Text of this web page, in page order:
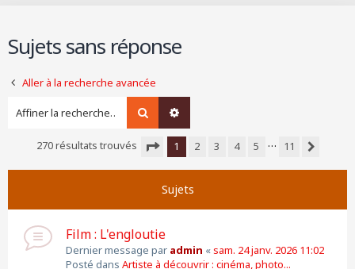
Sujets sans réponse
Aller à la recherche avancée
Rechercher
270 résultats trouvés
1 2 3 4 5 …
11
Sujets
Film : L'engloutie
Dernier message par admin «sam. 24 janv. 2026 11:02
Posté dans Artiste à découvrir : cinéma, photo...